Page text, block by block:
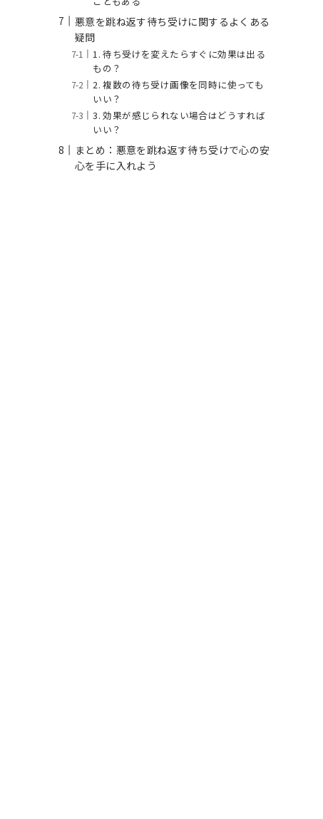
悪意を跳ね返す待ち受けに関するよくある
疑問
1. 待ち受けを変えたらすぐに効果は出る
もの？
2. 複数の待ち受け画像を同時に使っても
いい？
3. 効果が感じられない場合はどうすれば
いい？
まとめ：悪意を跳ね返す待ち受けで心の安
心を手に入れよう